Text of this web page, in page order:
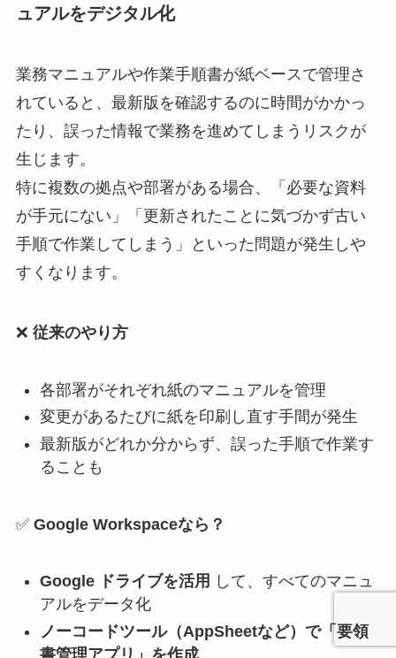
ュアルをデジタル化
業務マニュアルや作業手順書が紙ベースで管理さ
れていると、最新版を確認するのに時間がかかっ
たり、誤った情報で業務を進めてしまうリスクが
生じます。
特に複数の拠点や部署がある場合、「必要な資料
が手元にない」「更新されたことに気づかず古い
手順で作業してしまう」といった問題が発生しや
すくなります。
❌ 従来のやり方
各部署がそれぞれ紙のマニュアルを管理
変更があるたびに紙を印刷し直す手間が発生
最新版がどれか分からず、誤った手順で作業す
ることも
✅ Google Workspaceなら？
Google ドライブを活用 して、すべてのマニュ
アルをデータ化
ノーコードツール（AppSheetなど）で「要領
書管理アプリ」を作成